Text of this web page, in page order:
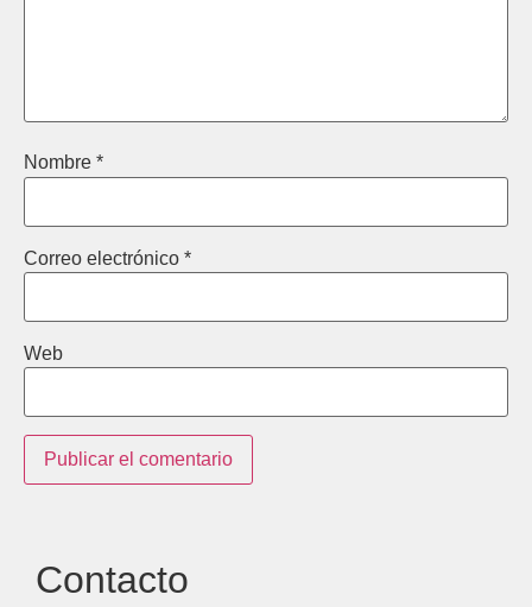
Nombre *
Correo electrónico *
Web
Contacto